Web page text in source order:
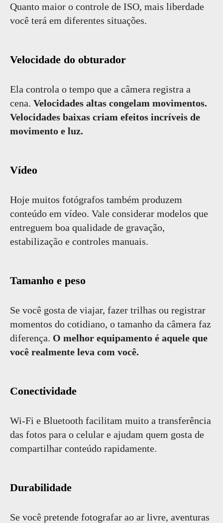
Quanto maior o controle de ISO, mais liberdade
você terá em diferentes situações.
Velocidade do obturador
Ela controla o tempo que a câmera registra a
cena. Velocidades altas congelam movimentos.
Velocidades baixas criam efeitos incríveis de
movimento e luz.
Vídeo
Hoje muitos fotógrafos também produzem
conteúdo em vídeo. Vale considerar modelos que
entreguem boa qualidade de gravação,
estabilização e controles manuais.
Tamanho e peso
Se você gosta de viajar, fazer trilhas ou registrar
momentos do cotidiano, o tamanho da câmera faz
diferença. O melhor equipamento é aquele que
você realmente leva com você.
Conectividade
Wi-Fi e Bluetooth facilitam muito a transferência
das fotos para o celular e ajudam quem gosta de
compartilhar conteúdo rapidamente.
Durabilidade
Se você pretende fotografar ao ar livre, aventuras